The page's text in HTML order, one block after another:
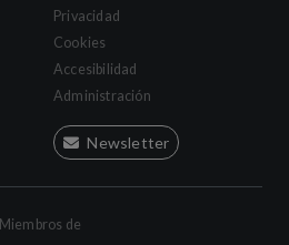
Privacidad
Cookies
Accesibilidad
Administración
Newsletter
Miembros de